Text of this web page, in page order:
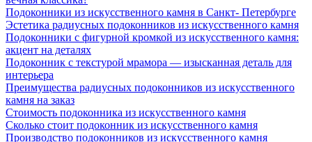
Подоконники из искусственного камня в Санкт- Петербурге
Эстетика радиусных подоконников из искусственного камня
Подоконники с фигурной кромкой из искусственного камня:
акцент на деталях
Подоконник с текстурой мрамора — изысканная деталь для
интерьера
Преимущества радиусных подоконников из искусственного
камня на заказ
Стоимость подоконника из искусственного камня
Сколько стоит подоконник из искусственного камня
Производство подоконников из искусственного камня